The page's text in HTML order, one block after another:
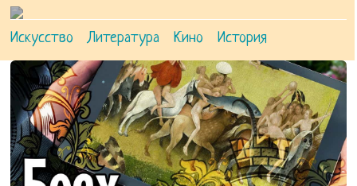
Искусство Литература Кино История